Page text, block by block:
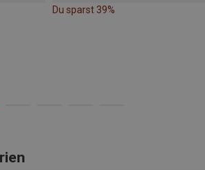
Du sparst 39%